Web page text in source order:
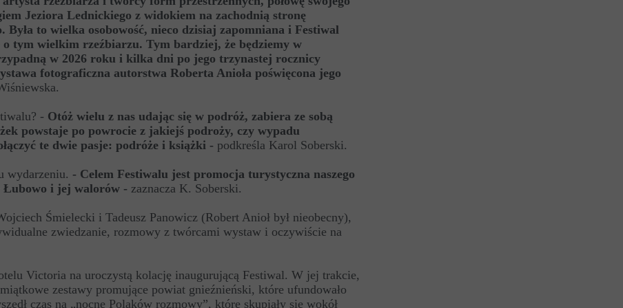
Jeziora Lednickiego z widokiem na zachodnią stronę
to wielka osobowość, nieco dzisiaj zapomniana i Festiwal
tym wielkim rzeźbiarzu. Tym bardziej, że będziemy w
w 2026 roku i kilka dni po jego trzynastej rocznicy
fotograficzna autorstwa Roberta Anioła poświęcona jego
- Otóż wielu z nas udając się w podróż, zabiera ze sobą
powstaje po powrocie z jakiejś podroży, czy wypadu
te dwie pasje: podróże i książki - podkreśla Karol Soberski.
wydarzeniu. - Celem Festiwalu jest promocja turystyczna naszego
Łubowo i jej walorów - zaznacza K. Soberski.
Śmielecki i Tadeusz Panowicz (Robert Anioł był nieobecny),
zwiedzanie, rozmowy z twórcami wystaw i oczywiście na
Victoria na uroczystą kolację inaugurującą Festiwal. W jej trakcie,
zestawy promujące powiat gnieźnieński, które ufundowało
czas na „nocne Polaków rozmowy”, które skupiały się wokół